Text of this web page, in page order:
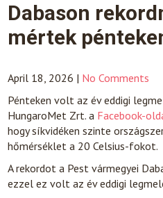
Dabason
mértek
April 18, 2026 | No Comments
Pénteken volt az év eddigi
HungaroMet Zrt. a Facebook-
hogy síkvidéken szinte
hőmérséklet a 20 Celsius-fokot.
A rekordot a Pest vármegyei
ezzel ez volt az év eddigi